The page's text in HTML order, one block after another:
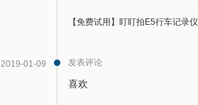
【免费试用】盯盯拍E5行车记录仪
2019-01-09 发表评论
喜欢